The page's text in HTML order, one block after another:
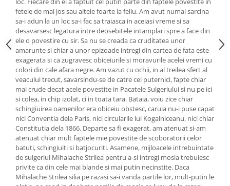
fetele de mai jos sau altele foarte la feliu. Am avut numai sarcina
sa-i adun la un loc sa-i fac sa traiasca in aceiasi vreme si sa
desavarsesc legatura intre deosebitele intamplari spre a face din
ele o povestire cu sir. Sa nu se creada ca cruditatea unor
amarunte si chiar a unor epizoade intregi din cartea de fata este
exagerata si ca zugravesc obiceiurile si moravurile acelei vremi cu
colori din cale afara negre. Am vazut cu ochii, in al treilea sfert al
veacului trecut, savarsindu-se de catre cei puternici, fapte chiar
mai crude decat acele povestite in Pacatele Sulgeriului si nu pe ici
si colea, in chip izolat, ci in toata tara. Bataia, voiu zice chiar
schingiuirea oamenilor era obiceiu obstesc, caruia nu-i puse capat
nici Conventia dela Paris, nici circularile lui Kogalniceanu, nici chiar
Constitutia dela 1866. Departe sa fi exagerat, am atenuat si-am
atenuat chiar mult faptele mie povestite de scoboratorii celor
batuti, schingiuiti si batjocuriti. Asamene, mijloacele intrebuintate
de sulgeriul Mihalache Strilea pentru a-si intregi mosia trebuiesc
privite ca din cele mai blande si mai putin necinstite. Daca
Mihalache Strilea silia pe razasi sa-i vanda partile lor, mult-putin le